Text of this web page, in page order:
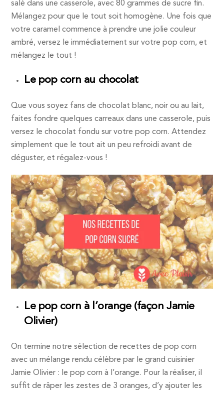
salé dans une casserole, avec 80 grammes de sucre fin.
Mélangez pour que le tout soit homogène. Une fois que
votre caramel commence à prendre une jolie couleur
ambré, versez le immédiatement sur votre pop corn, et
mélangez le tout !
Le pop corn au chocolat
Que vous soyez fans de chocolat blanc, noir ou au lait,
faites fondre quelques carreaux dans une casserole, puis
versez le chocolat fondu sur votre pop corn. Attendez
simplement que le tout ait un peu refroidi avant de
déguster, et régalez-vous !
Le pop corn à l’orange (façon Jamie
Olivier)
On termine notre sélection de recettes de pop corn
avec un mélange rendu célèbre par le grand cuisinier
Jamie Olivier : le pop corn à l’orange. Pour la réaliser, il
suffit de râper les zestes de 3 oranges, d’y ajouter les